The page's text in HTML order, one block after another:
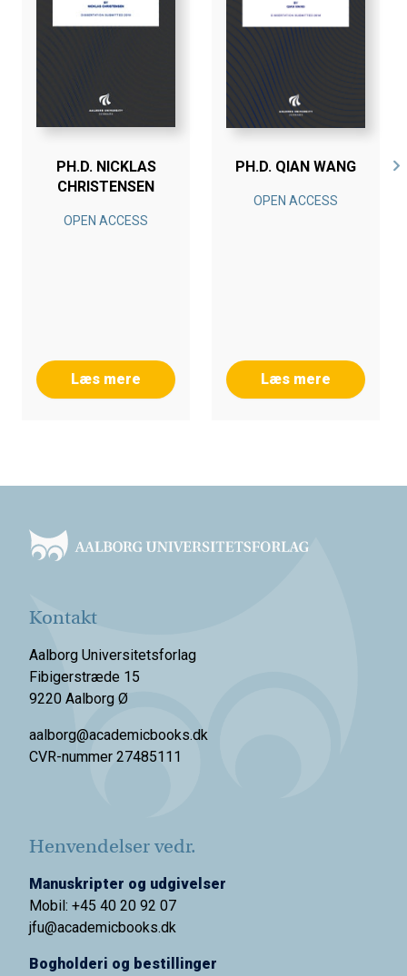
PH.D. NICKLAS
CHRISTENSEN
OPEN ACCESS
Læs mere
PH.D. QIAN WANG
OPEN ACCESS
Læs mere
Kontakt
Aalborg Universitetsforlag
Fibigerstræde 15
9220 Aalborg Ø
aalborg@academicbooks.dk
CVR-nummer 27485111
Henvendelser vedr.
Manuskripter og udgivelser
Mobil: +45 40 20 92 07
jfu@academicbooks.dk
Bogholderi og bestillinger